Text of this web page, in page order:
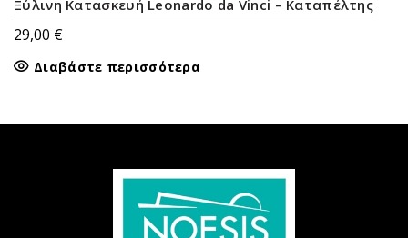
Ξύλινη Κατασκευή Leonardo da Vinci – Καταπέλτης
29,00 €
Διαβάστε περισσότερα